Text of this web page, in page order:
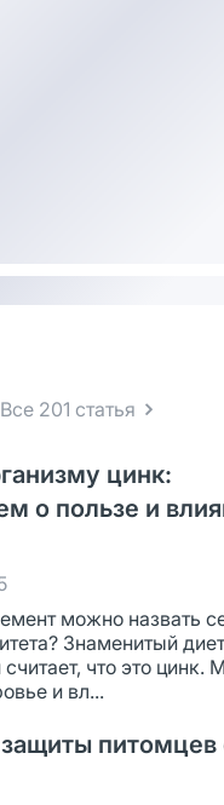
Все 201 статья
цинк:
о пользе и
можно назвать
Знаменитый
что это цинк.
и вл...
питомцев